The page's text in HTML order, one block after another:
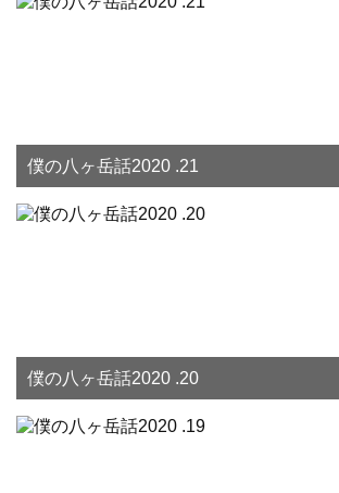
僕の八ヶ岳話2020 .21
僕の八ヶ岳話2020 .20